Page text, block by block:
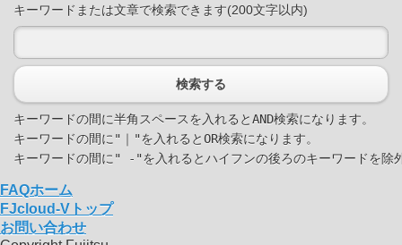
キーワードまたは文章で検索できます(200文字以内)
検索する
キーワードの間に半角スペースを入れるとAND検索になります。
キーワードの間に"｜"を入れるとOR検索になります。
FAQホーム
FJcloud-Vトップ
お問い合わせ